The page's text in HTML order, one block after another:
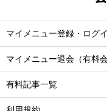
マイメニュー登録・ログ
マイメニュー退会（有料会
有料記事一覧